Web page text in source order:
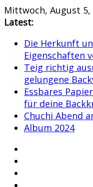
Skip
to
Mittwoch, August 5,
Latest:
Die Herkunft
Eigenschaften
Teig richtig
gelungene
Essbares
für deine
Chuchi Abend
Album 2024